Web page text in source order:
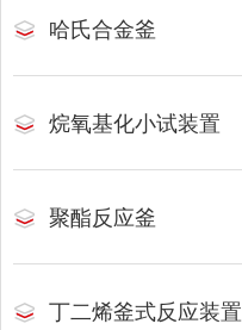
哈氏合金釜
烷氧基化小试装置
聚酯反应釜
丁二烯釜式反应装置